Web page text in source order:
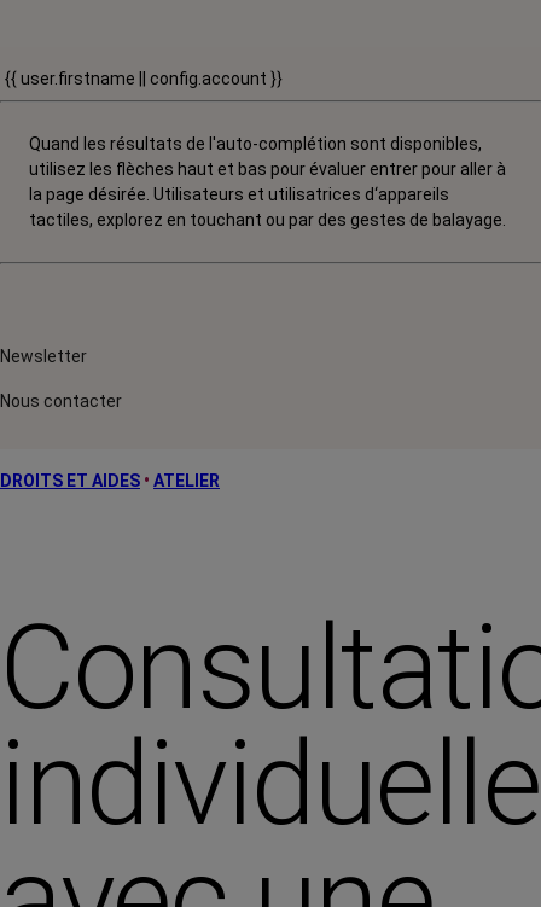
{{ user.firstname || config.account }}
Quand les résultats de l'auto-complétion sont disponibles,
utilisez les flèches haut et bas pour évaluer entrer pour aller à
la page désirée. Utilisateurs et utilisatrices d‘appareils
tactiles, explorez en touchant ou par des gestes de balayage.
Newsletter
Nous contacter
DROITS ET AIDES • ATELIER
individuelle